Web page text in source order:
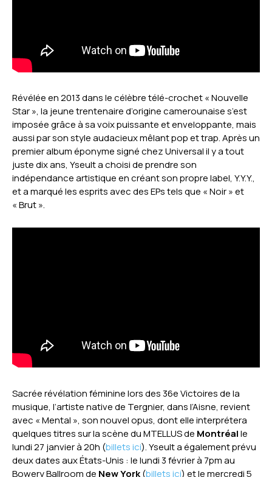
Révélée en 2013 dans le célèbre télé-crochet « Nouvelle
Star », la jeune trentenaire d’origine camerounaise s’est
imposée grâce à sa voix puissante et enveloppante, mais
aussi par son style audacieux mêlant pop et trap. Après un
premier album éponyme signé chez Universal il y a tout
juste dix ans, Yseult a choisi de prendre son
indépendance artistique en créant son propre label, Y.Y.Y.,
et a marqué les esprits avec des EPs tels que « Noir » et
« Brut ».
Sacrée révélation féminine lors des 36e Victoires de la
musique, l’artiste native de Tergnier, dans l’Aisne, revient
avec « Mental », son nouvel opus, dont elle interprétera
quelques titres sur la scène du MTELLUS de Montréalle
lundi 27 janvier à 20h (billets ici). Yseult a également prévu
deux dates aux États-Unis : le lundi 3 février à 7pm au
Bowery Ballroom de New York(billets ici) et le mercredi 5